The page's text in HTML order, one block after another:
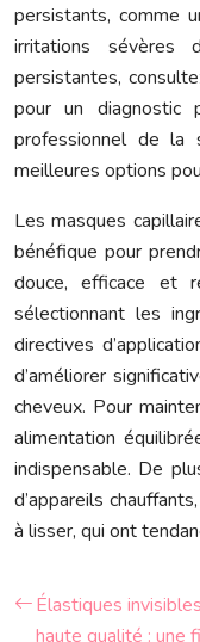
persistants, comme
irritations sévères
persistantes,
pour un diagnostic
professionnel de la
meilleures options
Les masques
bénéfique pour
douce, efficace et
sélectionnant les
directives
d’améliorer
cheveux. Pour
alimentation
indispensable. De
d’appareils
à lisser, qui ont
Élastiques invisibles
haute qualité : une